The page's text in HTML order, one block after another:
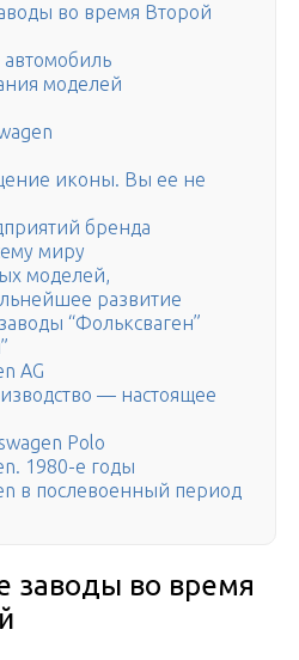
во время Второй
моделей
иконы. Вы ее не
бренда
миру
моделей,
развитие
“Фольксваген”
AG
— настоящее
Polo
1980-е годы
в послевоенный период
заводы во время